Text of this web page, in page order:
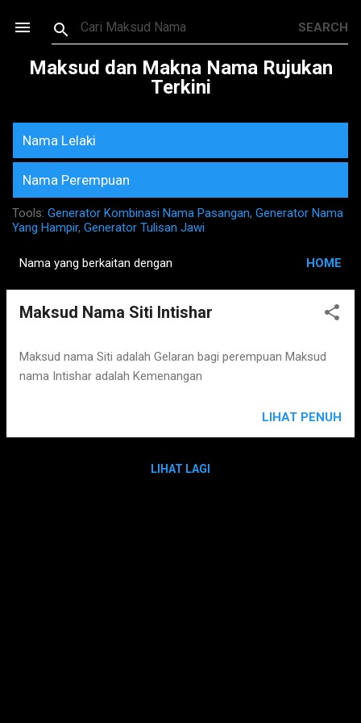
Skip to main content
Maksud dan Makna Nama Rujukan
Terkini
Nama Lelaki
Nama Perempuan
Tools: Generator Kombinasi Nama Pasangan, Generator Nama
Yang Hampir, Generator Tulisan Jawi
o
Nama yang berkaitan dengan HOME
Maksud Nama Siti Intishar
Maksud nama Siti adalah Gelaran bagi perempuan Maksud
nama Intishar adalah Kemenangan
LIHAT PENUH
LIHAT LAGI